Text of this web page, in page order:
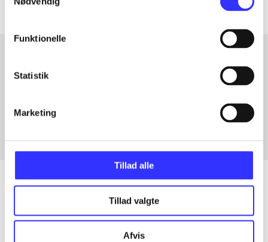
Funktionelle
Statistik
Marketing
Tillad alle
Tillad valgte
Afvis
Artikler med samme emner
Artikler
Alle registrerede artikler fordelt på udgivelser